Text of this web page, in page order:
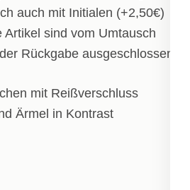
auch mit Initialen (+2,50€)
Artikel sind vom Umtausch
Rückgabe ausgeschlossen!
mit Reißverschluss
Ärmel in Kontrast